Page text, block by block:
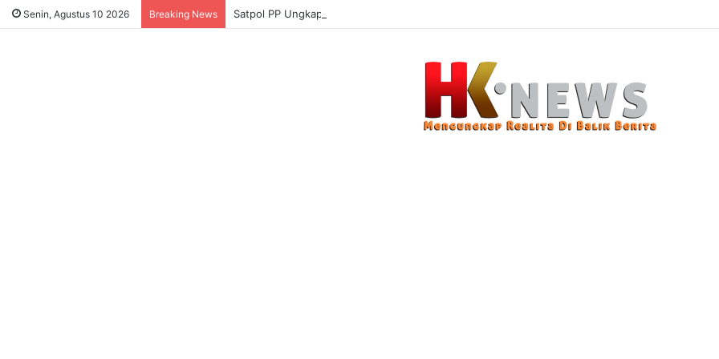
Senin, Agustus 10 2026 Breaking News Satpol PP Ungkap Dugaan Modus Pencurian Kursi Fasum Pemkot Surabaya Pakai Ambulans